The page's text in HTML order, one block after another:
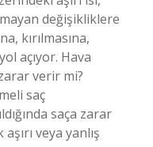
değişikliklere
kırılmasına,
açıyor. Hava
verir mi?
saç
saça zarar
veya yanlış